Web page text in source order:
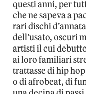
questi anni, per
che ne sapeva a
rari dischi
dell’usato, oscuri
artisti il cui
ai loro familiari
trattasse di hip
o di afrobeat, di